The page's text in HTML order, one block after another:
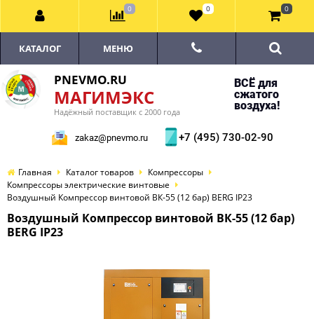
PNEVMO.RU
МАГИМЭКС
Надёжный поставщик с 2000 года
ВСЁ для
сжатого
воздуха!
zakaz@pnevmo.ru +7 (495) 730-02-90
КАТАЛОГ МЕНЮ
Главная Каталог товаров
Компрессоры
Компрессоры электрические винтовые
Воздушный Компрессор винтовой ВК-55 (12 бар) BERG IP23
Воздушный Компрессор винтовой ВК-55 (12 бар)
BERG IP23
0 0 0